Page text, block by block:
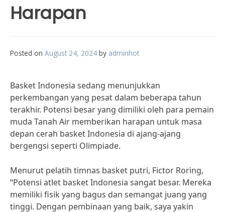
Harapan
Posted on August 24, 2024 by adminhot
Basket Indonesia sedang menunjukkan
perkembangan yang pesat dalam beberapa tahun
terakhir. Potensi besar yang dimiliki oleh para pemain
muda Tanah Air memberikan harapan untuk masa
depan cerah basket Indonesia di ajang-ajang
bergengsi seperti Olimpiade.
Menurut pelatih timnas basket putri, Fictor Roring,
“Potensi atlet basket Indonesia sangat besar. Mereka
memiliki fisik yang bagus dan semangat juang yang
tinggi. Dengan pembinaan yang baik, saya yakin